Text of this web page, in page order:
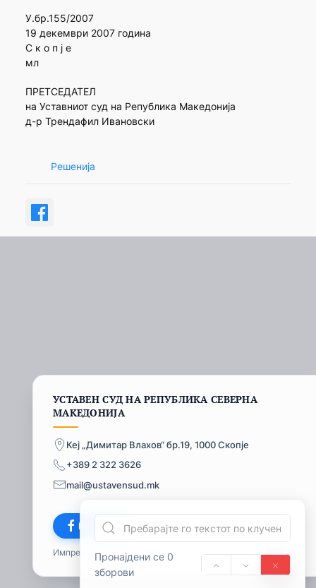
Пронајдени се 0
зборови
У.бр.155/2007
19 декември 2007 година
С к о п ј е
мл
ПРЕТСЕДАТЕЛ
на Уставниот суд на Република Македонија
д-р Трендафил Ивановски
Решенија
УСТАВЕН СУД НА РЕПУБЛИКА СЕВЕРНА
МАКЕДОНИЈА
Кеј „Димитар Влахов“ бр.19, 1000 Скопје
+389 2 322 3626
mail@ustavensud.mk
Facebook
Импресум© 2026